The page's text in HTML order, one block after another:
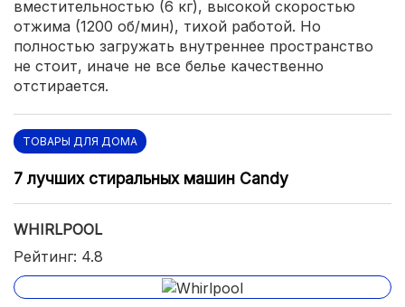
вместительностью (6 кг), высокой скоростью
отжима (1200 об/мин), тихой работой. Но
полностью загружать внутреннее пространство
не стоит, иначе не все белье качественно
отстирается.
ТОВАРЫ ДЛЯ ДОМА
7 лучших стиральных машин Candy
WHIRLPOOL
Рейтинг: 4.8